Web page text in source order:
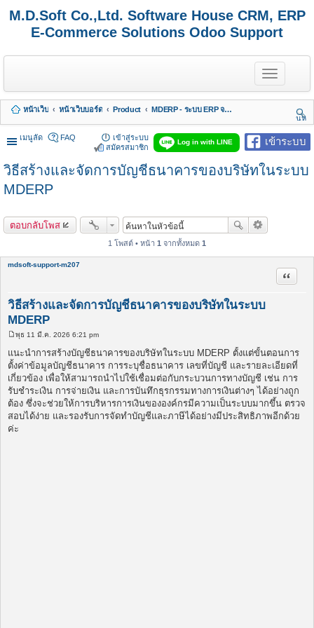
M.D.Soft Co.,Ltd. Software House CRM, ERP
E-Commerce Solutions Odoo Support
T
o
g
e
n
a
i
g
หน้าเว็บ หน้าเว็บบอร์ด Product
MDERP - ระบบ ERP จาก MDSoft พร้อมบริการ
นห
า
เมนูลัด
เข้าระบบ
Log in with LINE
FAQ
เข้าสู่ระบบ
สมัครสมาชิก
วิธีสร้างและจัดการบัญชีธนาคารของบริษัทในระบบ
MDERP
ตอบกลับโพส
1 โพสต์ • หน้า 1 จากทั้งหมด 1
mdsoft-support-m207
วิธีสร้างและจัดการบัญชีธนาคารของบริษัทในระบบ
MDERP
อ้างคำ
โ
พ
ส
ต์
พุธ 11 มี.ค. 2026 6:21 pm
แนะนำการสร้างบัญชีธนาคารของบริษัทในระบบ MDERP ตั้งแต่ขั้นตอนการ
ตั้งค่าข้อมูลบัญชีธนาคาร การระบุชื่อธนาคาร เลขที่บัญชี และรายละเอียดที่
เกี่ยวข้อง เพื่อให้สามารถนำไปใช้เชื่อมต่อกับกระบวนการทางบัญชี เช่น การ
รับชำระเงิน การจ่ายเงิน และการบันทึกธุรกรรมทางการเงินต่างๆ ได้อย่างถูก
ต้อง ซึ่งจะช่วยให้การบริหารการเงินขององค์กรมีความเป็นระบบมากขึ้น ตรวจ
สอบได้ง่าย และรองรับการจัดทำบัญชีและภาษีได้อย่างมีประสิทธิภาพอีกด้วย
ค่ะ